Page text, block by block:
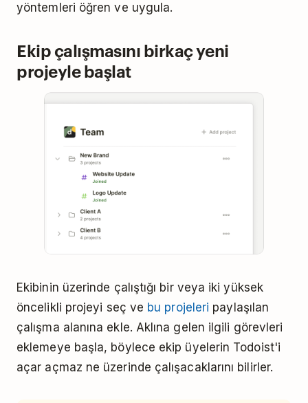
yöntemleri öğren ve uygula.
Ekip çalışmasını birkaç yeni
projeyle başlat
Ekibinin üzerinde çalıştığı bir veya iki yüksek
öncelikli projeyi seç ve bu projeleri paylaşılan
çalışma alanına ekle. Aklına gelen ilgili görevleri
eklemeye başla, böylece ekip üyelerin Todoist'i
açar açmaz ne üzerinde çalışacaklarını bilirler.